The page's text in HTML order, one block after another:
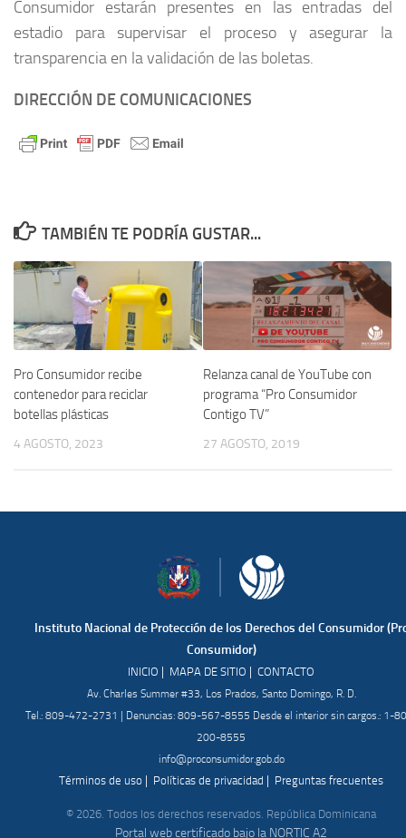
Consumidor estarán presentes en las entradas del
estadio para supervisar el proceso y asegurar la
transparencia en la validación de las boletas.
DIRECCIÓN DE COMUNICACIONES
TAMBIÉN TE PODRÍA GUSTAR...
Pro Consumidor recibe
contenedor para reciclar
botellas plásticas
4 AGOSTO, 2023
Relanza canal de YouTube con
programa “Pro Consumidor
Contigo TV”
27 AGOSTO, 2019
Instituto Nacional de Protección de los Derechos del Consumidor
Consumidor)
INICIO | MAPA DE SITIO | CONTACTO
Av. Charles Summer #33, Los Prados, Santo Domingo, R. D.
Tel.: 809-472-2731 | Denuncias: 809-567-8555 Desde el interior sin cargos.: 1-
200-8555
info@proconsumidor.gob.do
Términos de uso | Políticas de privacidad | Preguntas frecuentes
© 2026. Todos los derechos reservados. República Dominicana
Portal web certificado bajo la NORTIC A2